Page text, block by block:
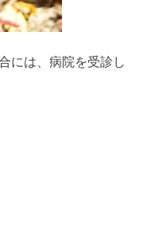
には、病院を受診し